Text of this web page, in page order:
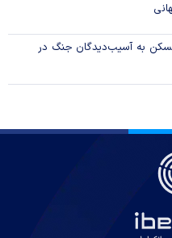
ودیعه مسکن به آسیب‌دیدگان جنگ در